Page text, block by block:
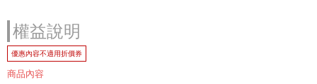
權益說明
優惠內容不適用折價券
商品內容